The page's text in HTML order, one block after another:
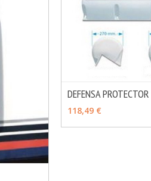
DEFENSA
118,49 €